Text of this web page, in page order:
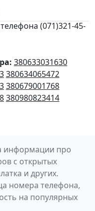
(071)321-45-
380633031630
380634065472
380679001768
380980823414
информации про
с открытых
и других.
номера телефона,
на популярных